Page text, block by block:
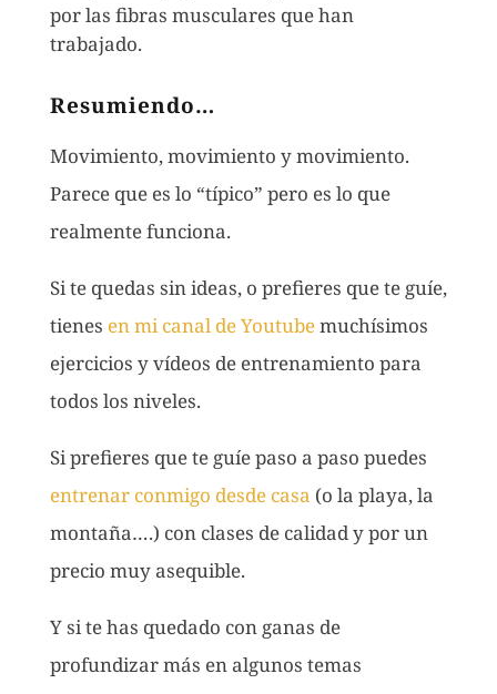
por las fibras musculares que han
trabajado.
Resumiendo…
Movimiento, movimiento y movimiento.
Parece que es lo “típico” pero es lo que
realmente funciona.
Si te quedas sin ideas, o prefieres que te guíe,
tienes en mi canal de Youtubemuchísimos
ejercicios y vídeos de entrenamiento para
todos los niveles.
Si prefieres que te guíe paso a paso puedes
entrenar conmigo desde casa (o la playa, la
montaña….) con clases de calidad y por un
precio muy asequible.
Y si te has quedado con ganas de
profundizar más en algunos temas